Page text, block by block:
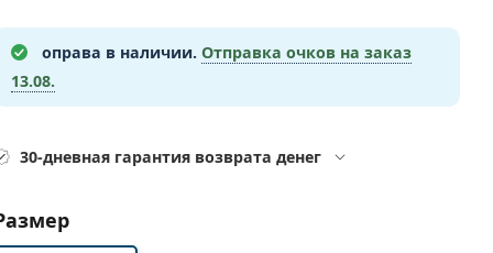
оправа в наличии. Отправка очков на заказ
13.08.
30-дневная гарантия возврата денег
параметры: